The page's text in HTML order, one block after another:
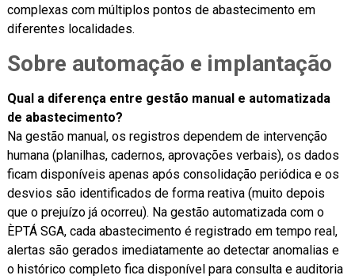
complexas com múltiplos pontos de abastecimento em
diferentes localidades.
Sobre automação e implantação
Qual a diferença entre gestão manual e automatizada
de abastecimento?
Na gestão manual, os registros dependem de intervenção
humana (planilhas, cadernos, aprovações verbais), os dados
ficam disponíveis apenas após consolidação periódica e os
desvios são identificados de forma reativa (muito depois
que o prejuízo já ocorreu). Na gestão automatizada com o
ÈPTÁ SGA, cada abastecimento é registrado em tempo real,
alertas são gerados imediatamente ao detectar anomalias e
o histórico completo fica disponível para consulta e auditoria